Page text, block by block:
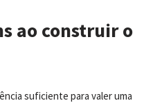
ao construir o
suficiente para valer uma